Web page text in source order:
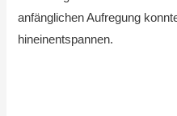
anfänglichen Aufregung
hineinentspannen.